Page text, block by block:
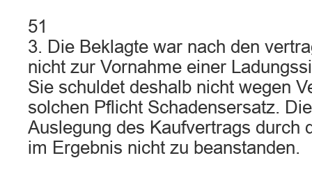
51
3. Die Beklagte war nach den
nicht zur Vornahme einer
Sie schuldet deshalb nicht wegen
solchen Pflicht Schadensersatz.
Auslegung des Kaufvertrags durch
im Ergebnis nicht zu beanstanden.